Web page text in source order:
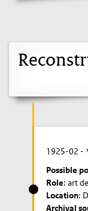
1925-02 -
Possible
Role: art
Location:
Archival